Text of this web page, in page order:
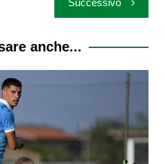
Successivo
anche...